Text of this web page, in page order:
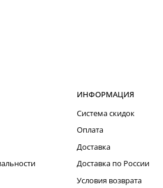
ИНФОРМАЦИЯ
Система скидок
Оплата
Доставка
Доставка по России
Условия возврата